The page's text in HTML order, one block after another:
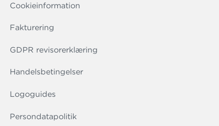
Cookieinformation
Fakturering
GDPR revisorerklæring
Handelsbetingelser
Logoguides
Persondatapolitik